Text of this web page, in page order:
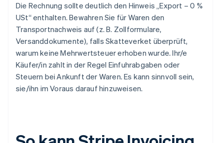
Die Rechnung sollte deutlich den Hinweis „Export – 0 %
USt“ enthalten. Bewahren Sie für Waren den
Transportnachweis auf (z. B. Zollformulare,
Versanddokumente), falls Skatteverket überprüft,
warum keine Mehrwertsteuer erhoben wurde. Ihr/e
Käufer/in zahlt in der Regel Einfuhrabgaben oder
Steuern bei Ankunft der Waren. Es kann sinnvoll sein,
sie/ihn im Voraus darauf hinzuweisen.